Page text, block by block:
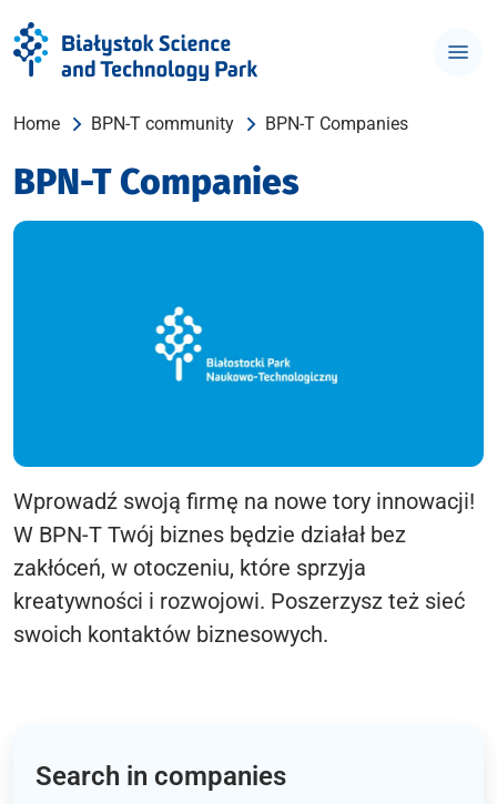
Home BPN-T community BPN-T Companies
BPN-T Companies
Wprowadź swoją firmę na nowe tory innowacji!
W BPN-T Twój biznes będzie działał bez
zakłóceń, w otoczeniu, które sprzyja
kreatywności i rozwojowi. Poszerzysz też sieć
swoich kontaktów biznesowych.
Search in companies